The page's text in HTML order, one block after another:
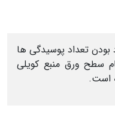
تعداد پوسیدگی ها
سطح ورق منبع کویلی
است.